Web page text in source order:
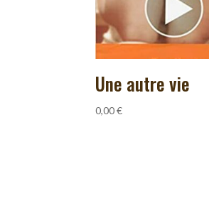
Une autre vie
0,00€